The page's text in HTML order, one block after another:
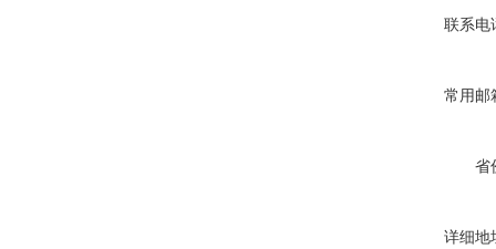
联系电
常用邮
省
详细地